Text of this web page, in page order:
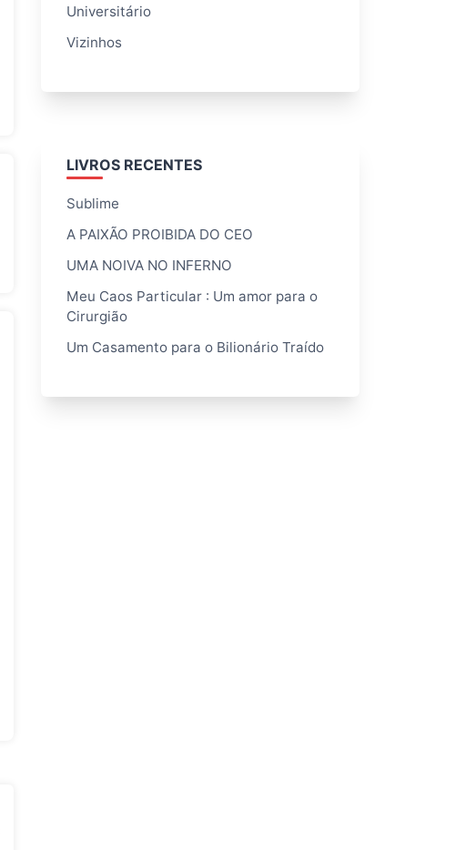
Universitário
Vizinhos
LIVROS RECENTES
Sublime
A PAIXÃO PROIBIDA DO CEO
UMA NOIVA NO INFERNO
Meu Caos Particular : Um amor para o
Cirurgião
Um Casamento para o Bilionário Traído